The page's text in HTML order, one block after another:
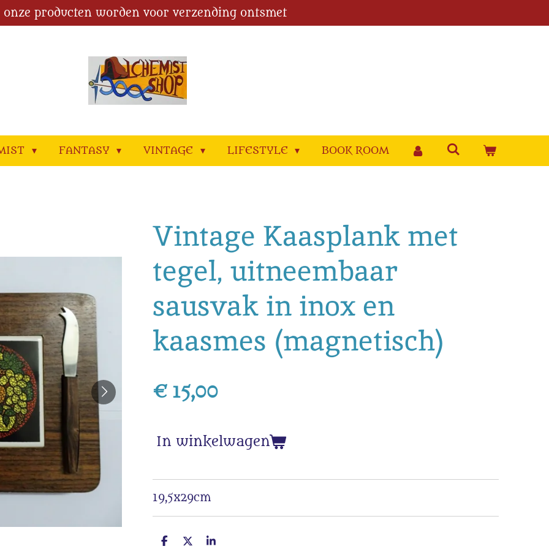
onze producten worden voor verzending ontsmet
FANTASY VINTAGE LIFESTYLE BOOK ROOM
Vintage Kaasplank met
tegel, uitneembaar
sausvak in inox en
kaasmes (magnetisch)
€ 15,00
In winkelwagen
19,5x29cm
D D S